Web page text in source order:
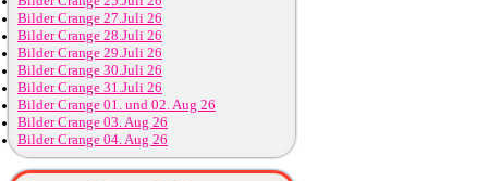
Bilder Crange 27.Juli 26
Bilder Crange 28.Juli 26
Bilder Crange 29.Juli 26
Bilder Crange 30.Juli 26
Bilder Crange 31.Juli 26
Bilder Crange 01. und 02. Aug 26
Bilder Crange 03. Aug 26
Bilder Crange 04. Aug 26